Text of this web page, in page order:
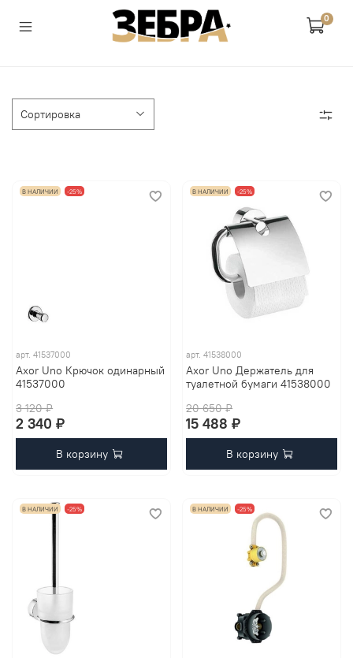
0
В НАЛИЧИИ -25%
арт.41537000
Axor Uno Крючок одинарный
41537000
3 120 ₽
2 340 ₽
В корзину
В НАЛИЧИИ -25%
арт.41538000
Axor Uno Держатель для
туалетной бумаги 41538000
20 650 ₽
15 488 ₽
В корзину
В НАЛИЧИИ -25% В НАЛИЧИИ -25%